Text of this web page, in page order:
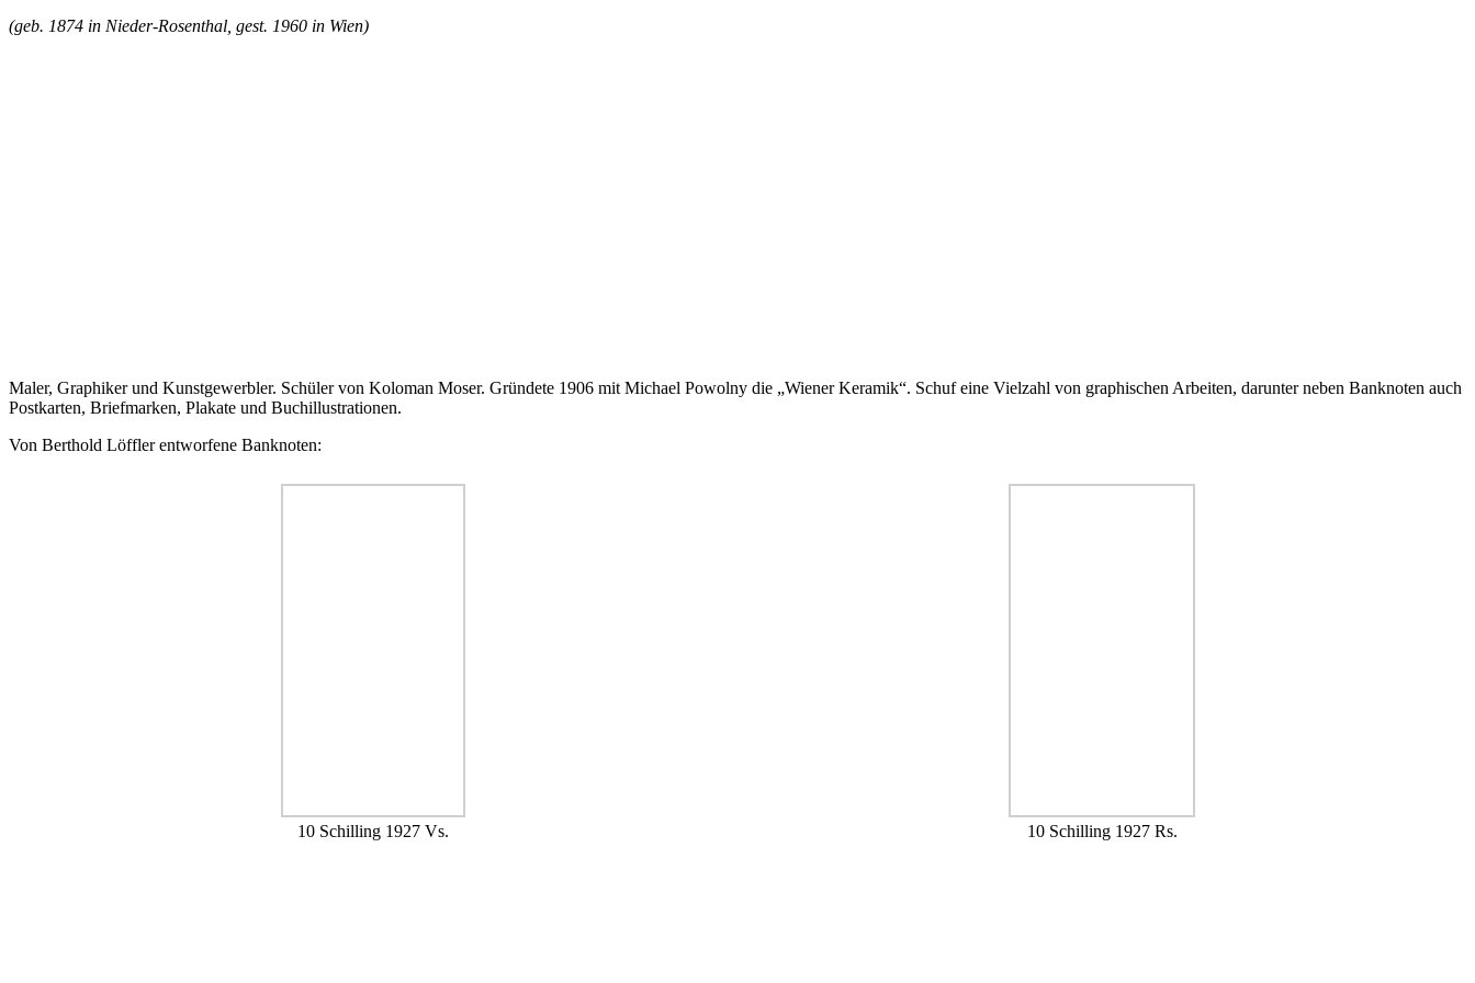
(geb. 1874 in Nieder-Rosenthal, gest. 1960 in Wien)
Maler, Graphiker und Kunstgewerbler. Schüler von Koloman Moser. Gründete 1906 mit Michael Powolny die „Wiener Keramik“. Schuf eine Vielzahl von graphischen Arbeiten, darunter neben Banknoten auch
Postkarten, Briefmarken, Plakate und Buchillustrationen.
Von Berthold Löffler entworfene Banknoten:
10 Schilling 1927 Vs. 10 Schilling 1927 Rs.